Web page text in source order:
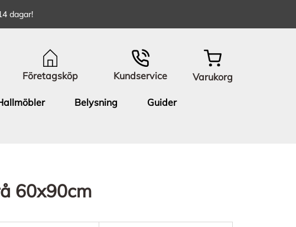
dagar!
Företagsköp Kundservice Varukorg
Belysning
Guider
60x90cm